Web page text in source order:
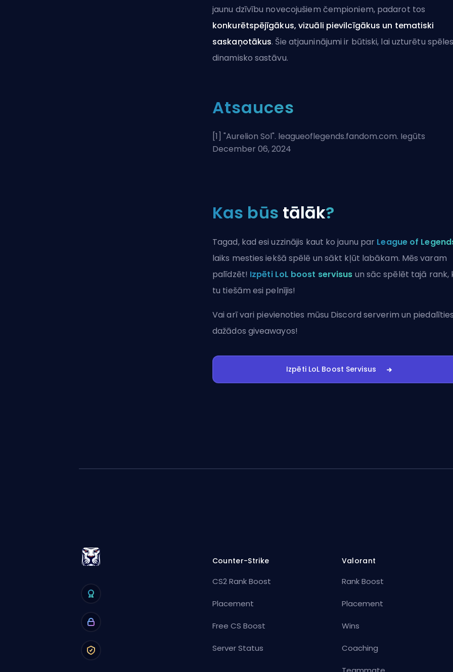
jaunu dzīvību novecojušiem čempioniem, padarot tos
konkurētspējīgākus, vizuāli pievilcīgākus un tematiski
saskaņotākus. Šie atjauninājumi ir būtiski, lai uzturētu
dinamisko sastāvu.
Atsauces
[1] "Aurelion Sol". leagueoflegends.fandom.com. Iegūts
December 06, 2024
Kas būs tālāk?
Tagad, kad esi uzzinājis kaut ko jaunu par League of
laiks mesties iekšā spēlē un sākt kļūt labākam. Mēs varam
palīdzēt! Izpēti LoL boost servisus un sāc spēlēt tajā rank,
tu tiešām esi pelnījis!
Vai arī vari pievienoties mūsu Discord serverim un
dažādos giveawayos!
Izpēti LoL Boost Servisus
Counter-Strike
CS2 Rank Boost
Placement
Free CS Boost
Server Status
Valorant
Rank Boost
Placement
Wins
Coaching